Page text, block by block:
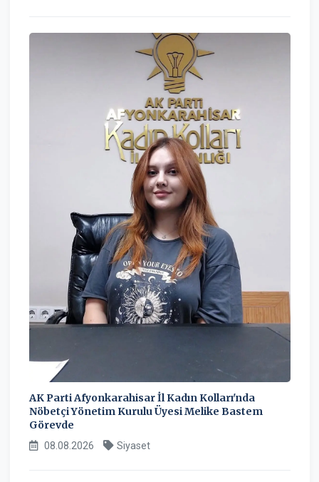
AK Parti Afyonkarahisar İl Kadın Kolları'nda
Nöbetçi Yönetim Kurulu Üyesi Melike Bastem
Görevde
08.08.2026 Siyaset